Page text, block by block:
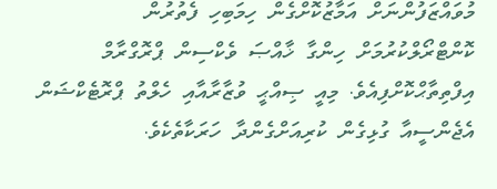
މުވައްޒަފުންނަށް އަމާޒުކޮށްގެން ހިމަބިހި ފެތުރުން
ކޮންޓްރޯލްކުރުމަށް ހިންގާ ޚާއްޞަ ވެކްސިން ޕްރޮގްރާމް
އިފްތިތާޙްކޮށްފިއެވެ. މިއީ ޞިއްޙީ ވުޒާރާއާއި ހެލްތު ޕްރޮޓެކްޝަން
އެޖެންސީއާ ގުޅިގެން ކުރިއަށްގެންދާ ހަރަކާތެކެވެ.